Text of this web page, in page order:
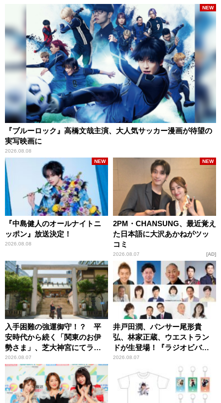
『ブルーロック』高橋文哉主演、大人気サッカー漫画が待望の
実写映画に
2026.08.08
NEW
『中島健人のオールナイトニ
ッポン』放送決定！
2026.08.08
NEW
2PM・CHANSUNG、最近覚え
た日本語に大沢あかねがツッ
コミ
2026.08.07
NEW
AD
入手困難の強運御守！？ 平
安時代から続く「関東のお伊
勢さま」、芝大神宮にてラン
パンプスが合格祈願！
2026.08.07
井戸田潤、パンサー尾形貴
弘、林家正蔵、ウエストラン
ドが生登場！『ラジオビバリ
ー昼ズ』
2026.08.07